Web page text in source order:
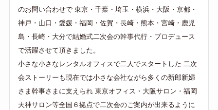
のお問い合わせで 東京・千葉・埼玉・横浜・大阪・京都・
神戸・山口・愛媛・福岡・佐賀・長崎・熊本・宮崎・鹿児
島・長崎・大分で結婚式二次会の幹事代行・プロデュース
で活躍させて頂きました。
小さな小さなレンタルオフィスで二人でスタートした 二次
会ストーリーも現在では小さな会社ながら多くの新郎新婦
さま幹事さまに支えられ 東京オフィス・大阪サロン・福岡
天神サロン等全国６拠点で二次会のご案内が出来るように